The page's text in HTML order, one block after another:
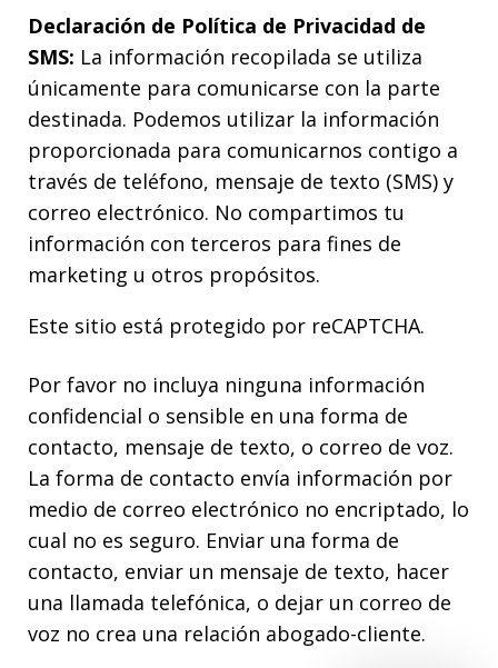
Declaración de Política de Privacidad de
SMS: La información recopilada se utiliza
únicamente para comunicarse con la parte
destinada. Podemos utilizar la información
proporcionada para comunicarnos contigo a
través de teléfono, mensaje de texto (SMS) y
correo electrónico. No compartimos tu
información con terceros para fines de
marketing u otros propósitos.
Este sitio está protegido por reCAPTCHA.
Por favor no incluya ninguna información
confidencial o sensible en una forma de
contacto, mensaje de texto, o correo de voz.
La forma de contacto envía información por
medio de correo electrónico no encriptado, lo
cual no es seguro. Enviar una forma de
contacto, enviar un mensaje de texto, hacer
una llamada telefónica, o dejar un correo de
voz no crea una relación abogado-cliente.